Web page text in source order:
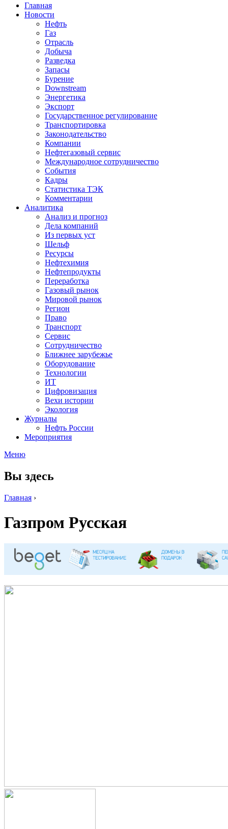
Главная
Новости
Нефть
Газ
Отрасль
Добыча
Разведка
Запасы
Бурение
Downstream
Энергетика
Экспорт
Государственное регулирование
Транспортировка
Законодательство
Компании
Нефтегазовый сервис
Международное сотрудничество
События
Кадры
Статистика ТЭК
Комментарии
Аналитика
Анализ и прогноз
Дела компаний
Из первых уст
Шельф
Ресурсы
Нефтехимия
Нефтепродукты
Переработка
Газовый рынок
Мировой рынок
Регион
Право
Транспорт
Сервис
Сотрудничество
Ближнее зарубежье
Оборудование
Технологии
ИТ
Цифровизация
Вехи истории
Экология
Журналы
Нефть России
Мероприятия
Меню
Вы здесь
Главная ›
Газпром Русская